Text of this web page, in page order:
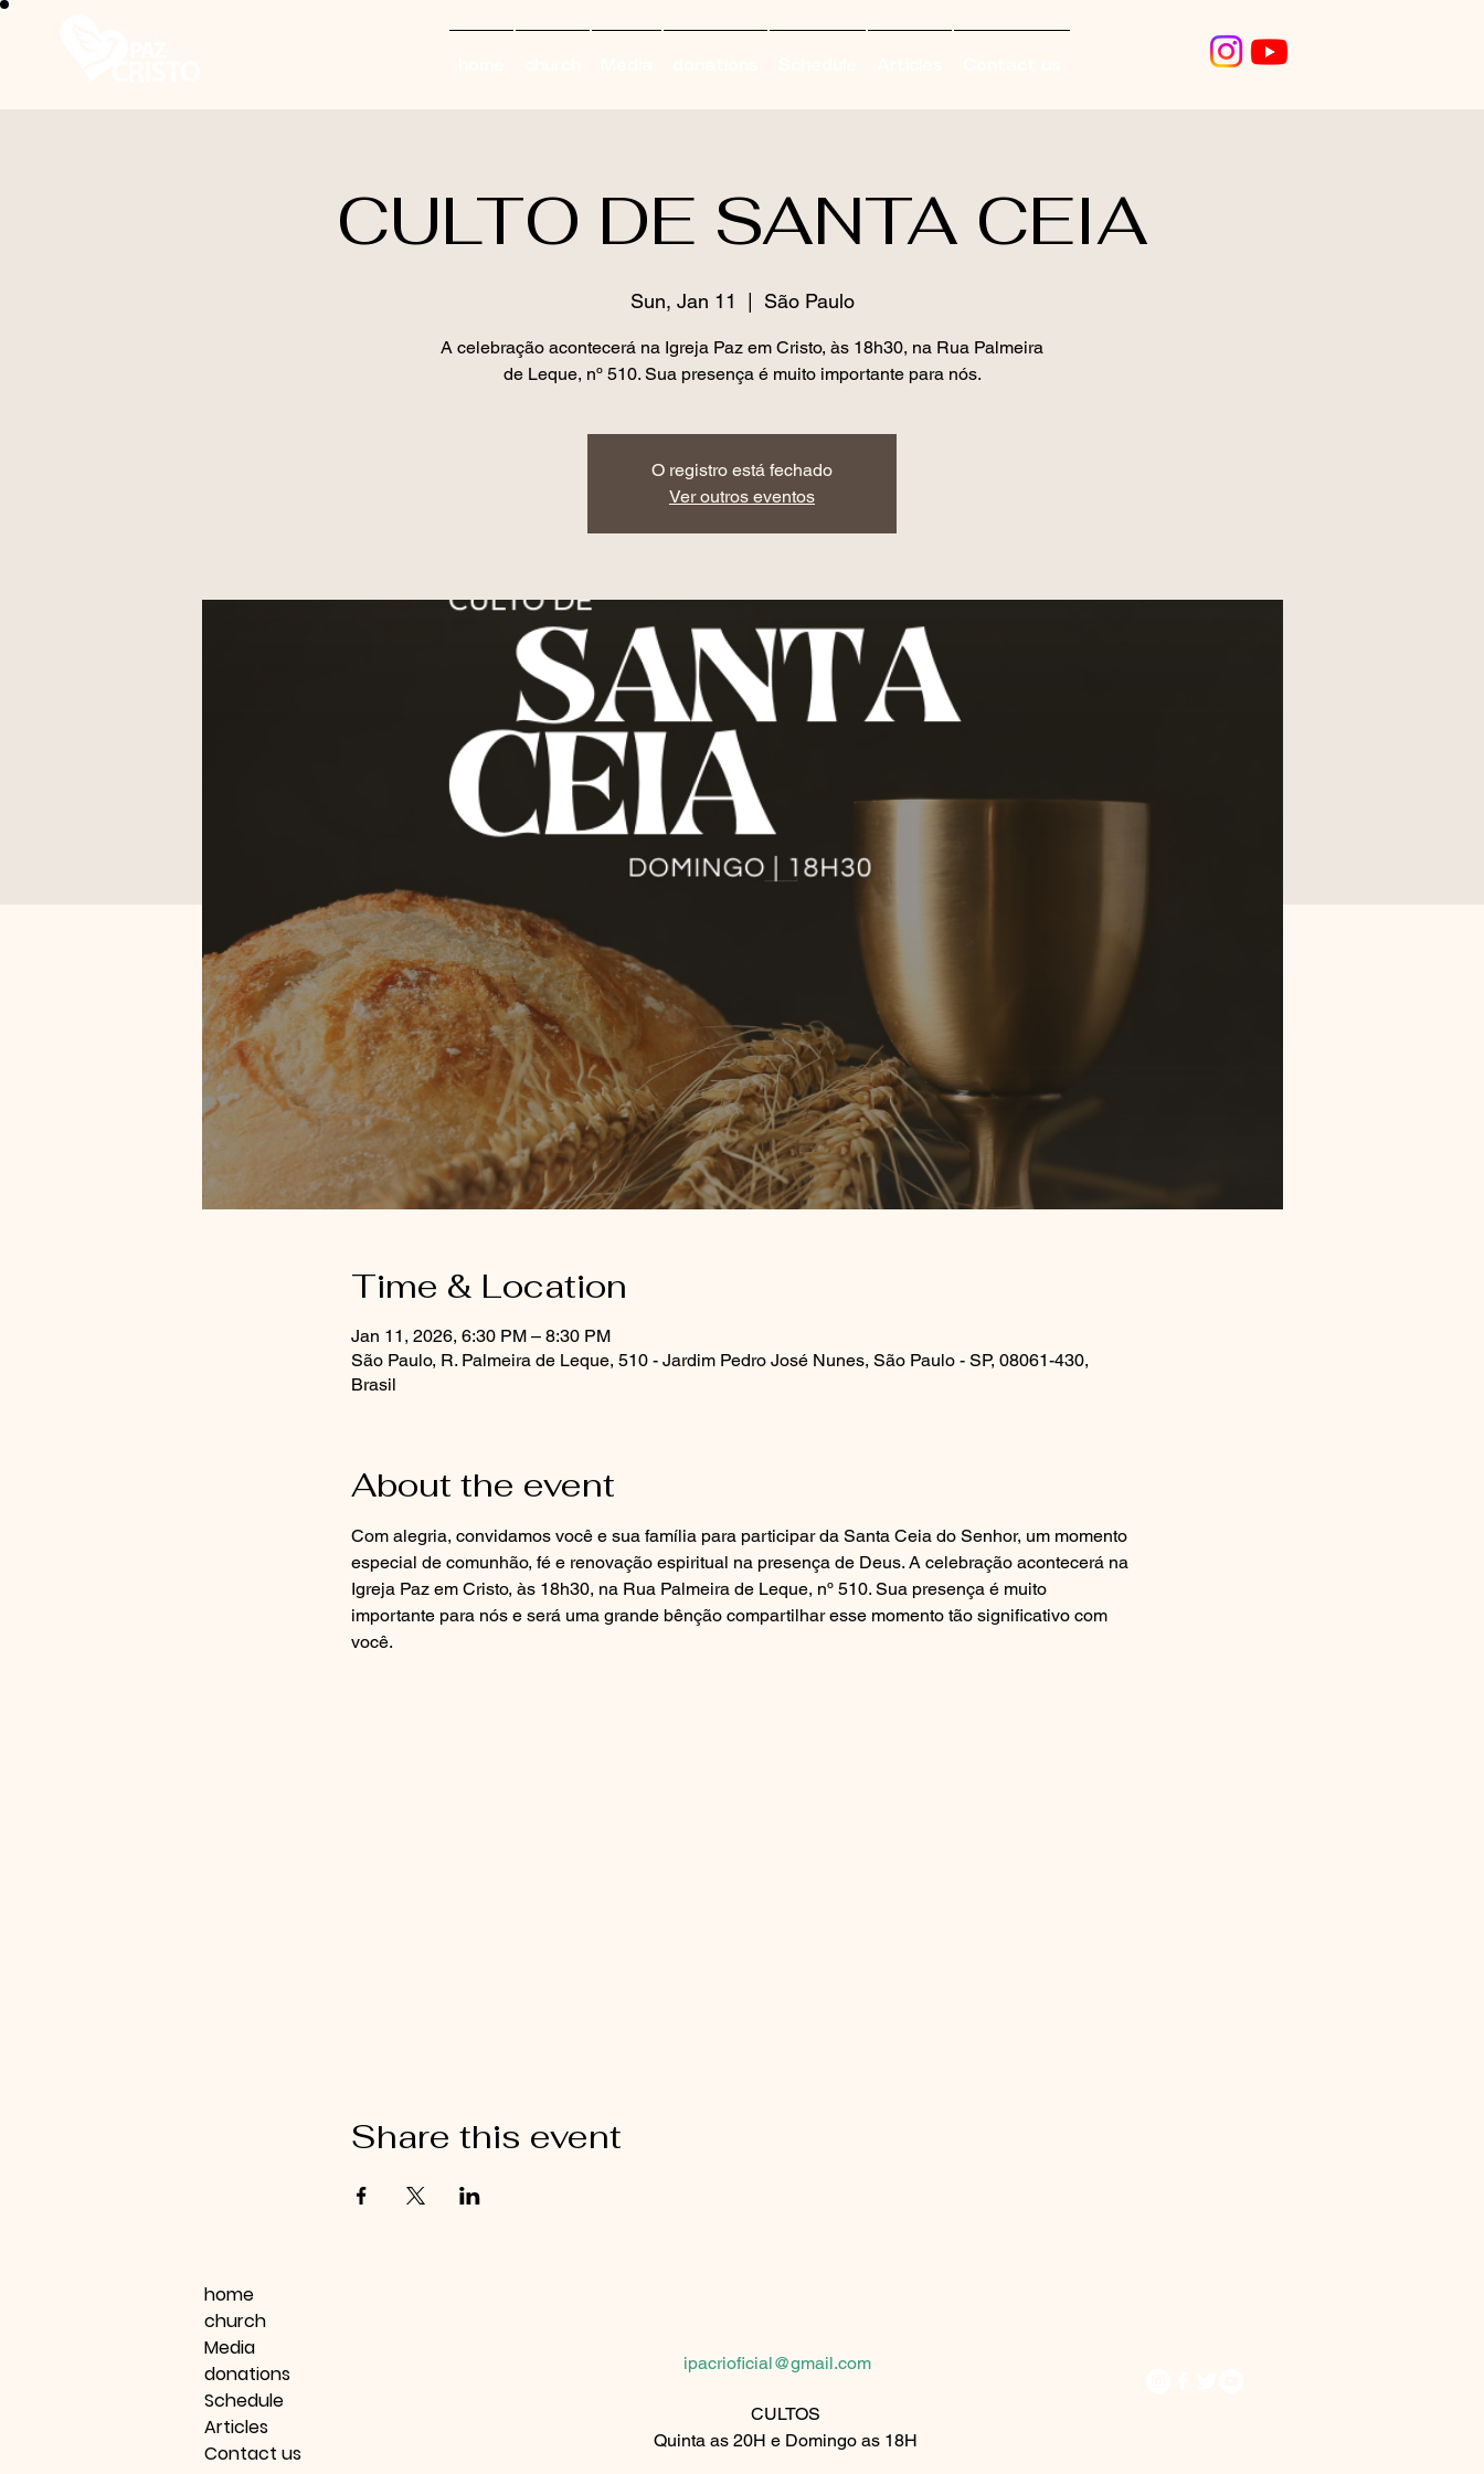
CULTO DE SANTA CEIA
Sun, Jan 11 São Paulo
A celebração acontecerá na Igreja Paz em Cristo, às 18h30, na Rua Palmeira
de Leque, nº 510. Sua presença é muito importante para nós.
O registro está fechado
Ver outros eventos
Time & Location
Jan 11, 2026, 6:30 PM – 8:30 PM
São Paulo, R. Palmeira de Leque, 510 - Jardim Pedro José Nunes, São Paulo - SP, 08061-430,
Brasil
About the event
Com alegria, convidamos você e sua família para participar da Santa Ceia do Senhor, um momento
especial de comunhão, fé e renovação espiritual na presença de Deus. A celebração acontecerá na
Igreja Paz em Cristo, às 18h30, na Rua Palmeira de Leque, nº 510. Sua presença é muito
importante para nós e será uma grande bênção compartilhar esse momento tão significativo com
você.
Share this event
home
church
Media
donations
Schedule
Articles
Contact us
ipacrioficial@gmail.com
CULTOS
Quinta as 20H e Domingo as 18H